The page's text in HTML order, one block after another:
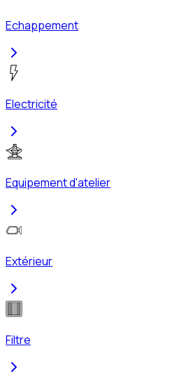
Echappement
Electricité
Equipement d'atelier
Extérieur
Filtre